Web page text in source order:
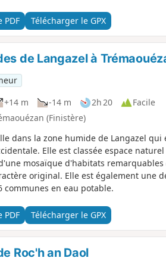
PDF Télécharger le GPX
de Langazel à
+14 m -14 m 2h 20
Facile
(Finistère)
dans la zone humide de Langazel
Elle est classée espace
mosaïque d'habitats
original. Elle est également une
communes en eau potable.
PDF Télécharger le GPX
Roc'h an Daol